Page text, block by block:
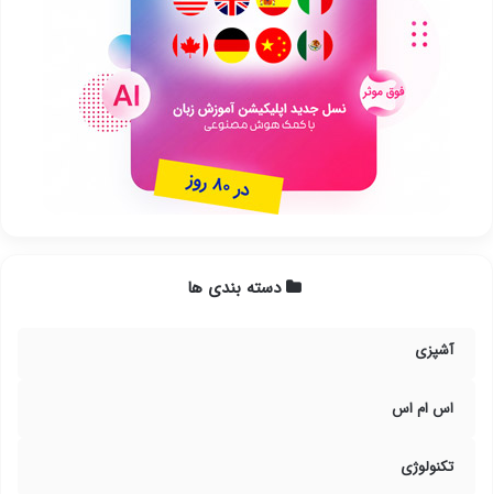
دسته بندی ها
آشپزی
اس ام اس
تکنولوژی